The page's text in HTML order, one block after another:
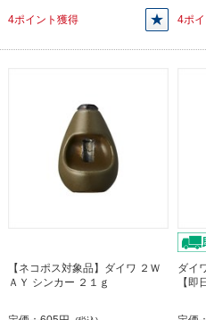
4ポイント獲得 4ポ
【ネコポス対象品】ダイワ ２Ｗ
ＡＹ シンカー ２１ｇ
ダイ
【即